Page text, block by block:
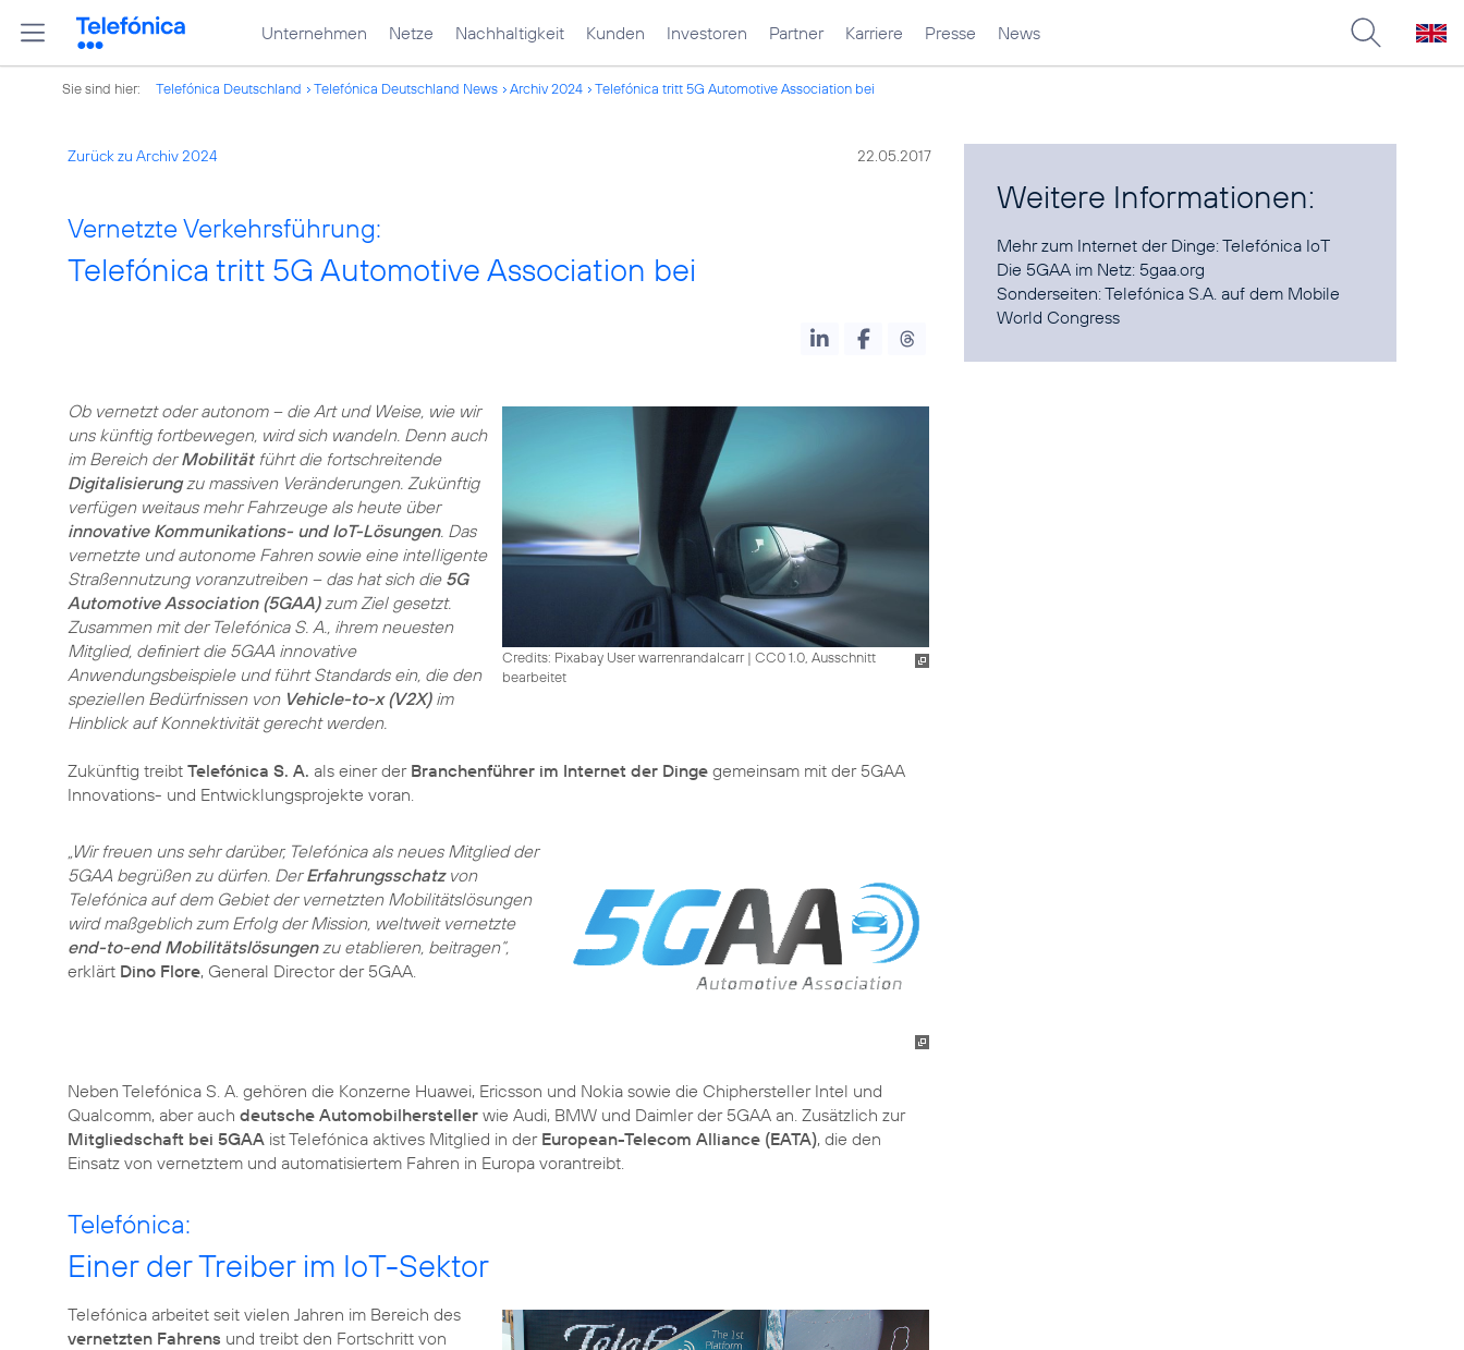
Unternehmen Netze Nachhaltigkeit Kunden Investoren Partner Karriere Presse News
Sie sind hier: Telefónica Deutschland Telefónica Deutschland News Archiv 2024 Telefónica tritt 5G Automotive Association bei
Zurück zu Archiv 2024 22.05.2017
Vernetzte Verkehrsführung:
Telefónica tritt 5G Automotive Association bei
Credits: Pixabay User warrenrandalcarr| CC0 1.0, Ausschnitt
bearbeitet
Ob vernetzt oder autonom – die Art und Weise, wie wir
uns künftig fortbewegen, wird sich wandeln. Denn auch
im Bereich derMobilitätführt die fortschreitende
Digitalisierungzu massiven Veränderungen. Zukünftig
verfügen weitaus mehr Fahrzeuge als heute über
innovative Kommunikations- und IoT-Lösungen. Das
vernetzte und autonome Fahren sowie eine intelligente
Straßennutzung voranzutreiben – das hat sich die 5G
Automotive Association (5GAA)zum Ziel gesetzt.
Zusammen mit der Telefónica S. A., ihrem neuesten
Mitglied, definiert die 5GAA innovative
Anwendungsbeispiele und führt Standards ein, die den
speziellen Bedürfnissen von Vehicle-to-x (V2X)im
Hinblick auf Konnektivität gerecht werden.
Zukünftig treibt Telefónica S. A. als einer der Branchenführer im Internet der Dinge gemeinsam mit der 5GAA
Innovations- und Entwicklungsprojekte voran.
„Wir freuen uns sehr darüber, Telefónica als neues Mitglied der
5GAA begrüßen zu dürfen. DerErfahrungsschatzvon
Telefónica auf dem Gebiet der vernetzten Mobilitätslösungen
wird maßgeblich zum Erfolg der Mission, weltweit vernetzte
end-to-end Mobilitätslösungenzu etablieren, beitragen“,
erklärt Dino Flore, General Director der 5GAA.
Neben Telefónica S. A. gehören die Konzerne Huawei, Ericsson und Nokia sowie die Chiphersteller Intel und
Qualcomm, aber auch deutsche Automobilhersteller wie Audi, BMW und Daimler der 5GAA an. Zusätzlich zur
Mitgliedschaft bei 5GAA ist Telefónica aktives Mitglied in der European-Telecom Alliance (EATA), die den
Einsatz von vernetztem und automatisiertem Fahren in Europa vorantreibt.
Telefónica:
Einer der Treiber im IoT-Sektor
Telefónica arbeitet seit vielen Jahren im Bereich des
vernetzten Fahrens und treibt den Fortschritt von
Weitere Informationen:
Mehr zum Internet der Dinge:Telefónica IoT
Die 5GAA im Netz: 5gaa.org
Sonderseiten:Telefónica S.A. auf dem Mobile
World Congress